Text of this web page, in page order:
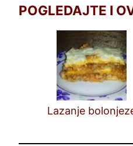
POGLEDAJTE I
Lazanje